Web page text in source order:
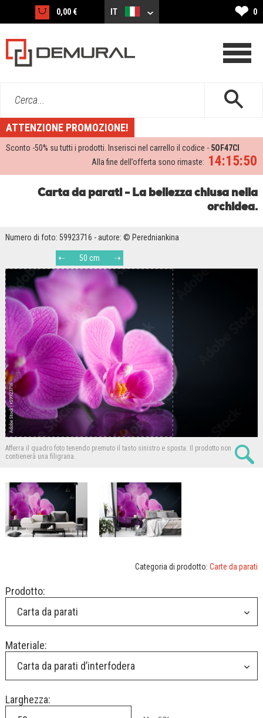
0,00 € IT ❤ 0
Cerca...
ATTENZIONE PROMOZIONE!
Sconto -50% su tutti i prodotti. Inserisci nel carrello il codice - 5OF47CI
14:15:49
Alla fine dell’offerta sono rimaste:
Carta da parati - La bellezza chiusa nella
orchidea.
Numero di foto: 59923716 - autore: © Peredniankina
50 cm
Afferra il quadro foto tenendo premuto il tasto sinistro e sposta.
Il prodotto non
contienerà una filigrana.
Categoria di prodotto: Carte da parati
Prodotto:
Carta da parati
Materiale:
Carta da parati d’interfodera
Larghezza: